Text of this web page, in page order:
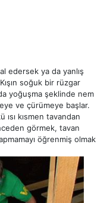
edersek ya da yanlış
soğuk bir rüzgar
yoğuşma şeklinde nem
ve çürümeye başlar.
ısı kısmen tavandan
görmek, tavan
öğrenmiş olmak